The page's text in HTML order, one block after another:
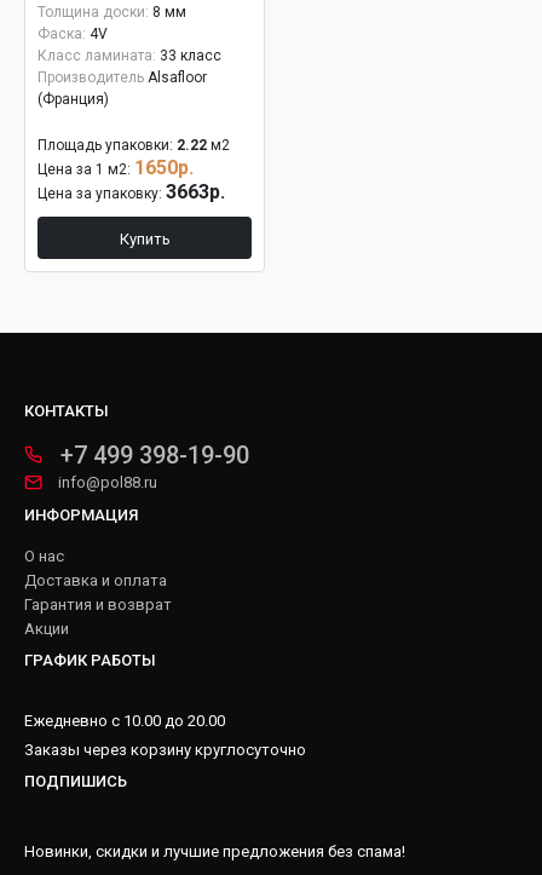
Толщина доски: 8 мм
Фаска: 4V
Класс ламината: 33 класс
Производитель Alsafloor
(Франция)
Площадь упаковки: 2.22 м2
Цена за 1 м2: 1650р.
Цена за упаковку: 3663р.
Купить
КОНТАКТЫ
+7 499 398-19-90
info@pol88.ru
ИНФОРМАЦИЯ
О нас
Доставка и оплата
Гарантия и возврат
Акции
ГРАФИК РАБОТЫ
Ежедневно с 10.00 до 20.00
Заказы через корзину круглосуточно
ПОДПИШИСЬ
Новинки, скидки и лучшие предложения без спама!